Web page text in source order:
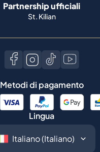
Partnership ufficiali
St. Kilian
Metodi di pagamento
Lingua